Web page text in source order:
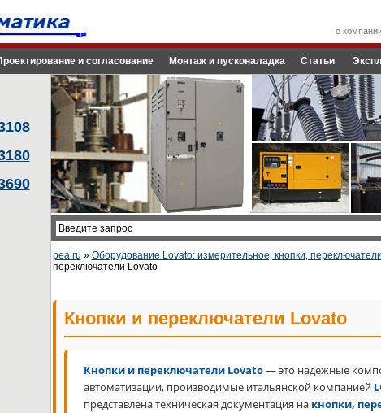
о
и согласование Монтаж и пусконаладка Статьи
pea.ru » Оборудование Lovato: измерительное, кнопки,
переключатели Lovato
Кнопки и переключатели Lovato
Кнопки и переключатели Lovato— это надежные
автоматизации, производимые итальянской компанией
представлена техническая документация на кнопки,